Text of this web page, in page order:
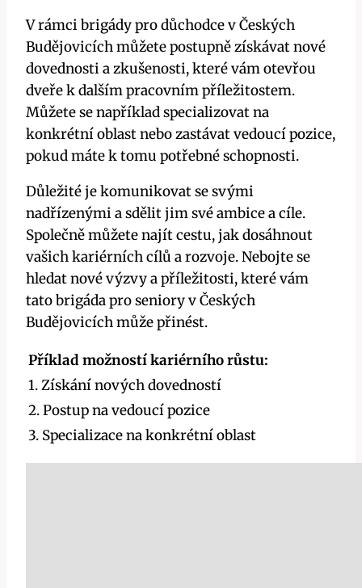
V rámci brigády pro důchodce v Českých
Budějovicích můžete postupně získávat nové
dovednosti a zkušenosti, které vám otevřou
dveře k dalším pracovním příležitostem.
Můžete se například specializovat na
konkrétní oblast nebo zastávat vedoucí pozice,
pokud máte k tomu potřebné schopnosti.
Důležité je komunikovat se svými
nadřízenými a sdělit jim své ambice a cíle.
Společně můžete najít cestu, jak dosáhnout
vašich kariérních cílů a rozvoje. Nebojte se
hledat nové výzvy a příležitosti, které vám
tato brigáda pro seniory v Českých
Budějovicích může přinést.
Příklad možností kariérního růstu:
1. Získání nových dovedností
2. Postup na vedoucí pozice
3. Specializace na konkrétní oblast